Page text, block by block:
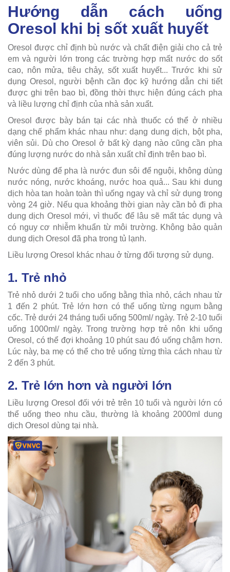
Hướng dẫn cách uống
Oresol khi bị sốt xuất huyết
Oresol được chỉ định bù nước và chất điện giải cho cả trẻ
em và người lớn trong các trường hợp mất nước do sốt
cao, nôn mửa, tiêu chảy, sốt xuất huyết... Trước khi sử
dụng Oresol, người bệnh cần đọc kỹ hướng dẫn chi tiết
được ghi trên bao bì, đồng thời thực hiện đúng cách pha
và liều lượng chỉ định của nhà sản xuất.
Oresol được bày bán tại các nhà thuốc có thể ở nhiều
dạng chế phẩm khác nhau như: dạng dung dịch, bột pha,
viên sủi. Dù cho Oresol ở bất kỳ dạng nào cũng cần pha
đúng lượng nước do nhà sản xuất chỉ định trên bao bì.
Nước dùng để pha là nước đun sôi để nguội, không dùng
nước nóng, nước khoáng, nước hoa quả... Sau khi dung
dịch hòa tan hoàn toàn thì uống ngay và chỉ sử dụng trong
vòng 24 giờ. Nếu qua khoảng thời gian này cần bỏ đi pha
dung dịch Oresol mới, vì thuốc để lâu sẽ mất tác dụng và
có nguy cơ nhiễm khuẩn từ môi trường. Không bảo quản
dung dịch Oresol đã pha trong tủ lạnh.
Liều lượng Oresol khác nhau ở từng đối tượng sử dụng.
1. Trẻ nhỏ
Trẻ nhỏ dưới 2 tuổi cho uống bằng thìa nhỏ, cách nhau từ
1 đến 2 phút. Trẻ lớn hơn có thể uống từng ngụm bằng
cốc. Trẻ dưới 24 tháng tuổi uống 500ml/ ngày. Trẻ 2-10 tuổi
uống 1000ml/ ngày. Trong trường hợp trẻ nôn khi uống
Oresol, có thể đợi khoảng 10 phút sau đó uống chậm hơn.
Lúc này, ba mẹ có thể cho trẻ uống từng thìa cách nhau từ
2 đến 3 phút.
2. Trẻ lớn hơn và người lớn
Liều lượng Oresol đối với trẻ trên 10 tuổi và người lớn có
thể uống theo nhu cầu, thường là khoảng 2000ml dung
dịch Oresol dùng tại nhà.